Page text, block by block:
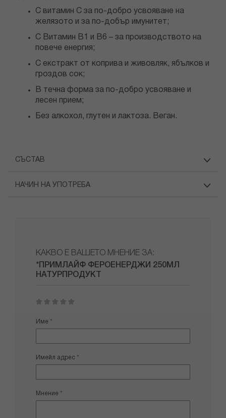
С витамин С за по-добро усвояване на
желязото и за по-добър имунитет;
С Витамин В1 и В6 – за производството на
повече енергия;
С екстракт от коприва и живовляк, ябълков и
гроздов сок;
В течна форма за по-добро усвояване и
лесен прием;
Без алкохол, глутен и лактоза. Веган.
СЪСТАВ
НАЧИН НА УПОТРЕБА
КАКВО Е ВАШЕТО МНЕНИЕ ЗА:
*ПРИМЛАЙФ ФЕРОЕНЕРДЖИ 250МЛ
НАТУРПРОДУКТ
star
stars
stars
stars
stars
Име
Имейл адрес
Мнение